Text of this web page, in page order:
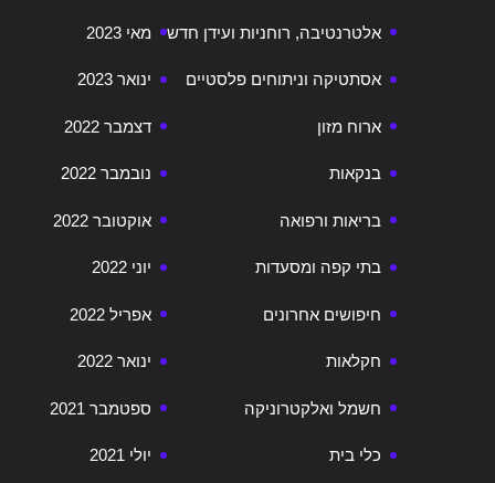
מאי 2023
ינואר 2023
דצמבר 2022
נובמבר 2022
אוקטובר 2022
יוני 2022
אפריל 2022
ינואר 2022
ספטמבר 2021
יולי 2021
אלטרנטיבה, רוחניות ועידן חדש
אסתטיקה וניתוחים פלסטיים
ארוח מזון
בנקאות
בריאות ורפואה
בתי קפה ומסעדות
חיפושים אחרונים
חקלאות
חשמל ואלקטרוניקה
כלי בית